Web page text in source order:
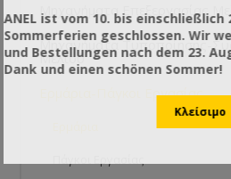
Μηχανήματα Επεξεργασίας
Μηχανήματα Τυποποίησης-
Μελιού
Ερμάρια-Πάγκοι Εργασίας
ANEL ist vom 10. bis
Sommerferien geschlossen. Wir
und Bestellungen nach dem 23.
Dank und einen schönen Sommer!